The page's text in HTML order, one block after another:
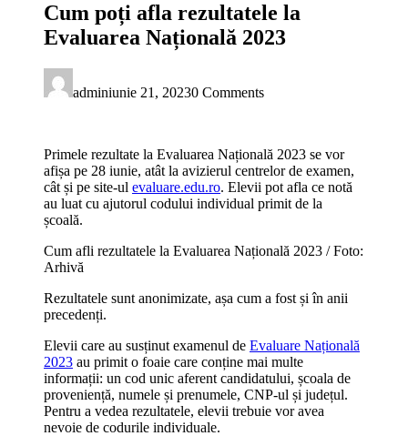
Cum poți afla rezultatele la
Evaluarea Națională 2023
adminiunie 21, 20230 Comments
Primele rezultate la Evaluarea Națională 2023 se vor
afișa pe 28 iunie, atât la avizierul centrelor de examen,
cât și pe site-ul evaluare.edu.ro. Elevii pot afla ce notă
au luat cu ajutorul codului individual primit de la
școală.
Cum afli rezultatele la Evaluarea Națională 2023 / Foto:
Arhivă
Rezultatele sunt anonimizate, așa cum a fost și în anii
precedenți.
Elevii care au susținut examenul de Evaluare Națională
2023 au primit o foaie care conține mai multe
informații: un cod unic aferent candidatului, școala de
proveniență, numele și prenumele, CNP-ul și județul.
Pentru a vedea rezultatele, elevii trebuie vor avea
nevoie de codurile individuale.